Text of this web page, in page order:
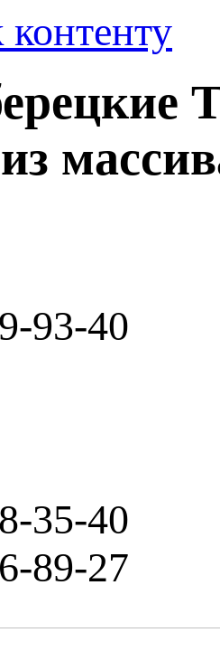
93-40
35-40
89-27